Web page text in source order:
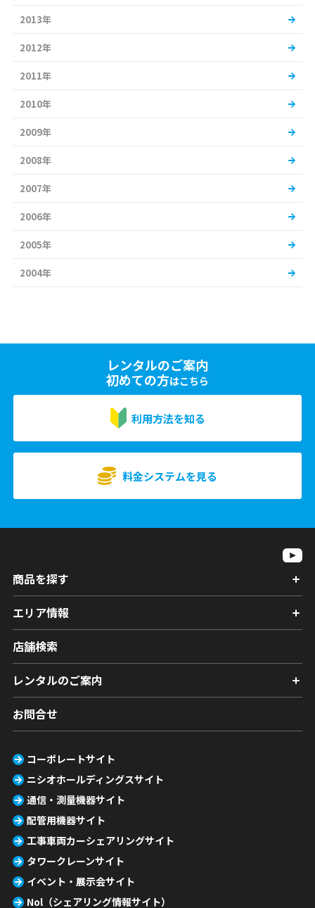
2013年
2012年
2011年
2010年
2009年
2008年
2007年
2006年
2005年
2004年
レンタルのご案内
初めての方はこちら
利用方法を知る
料金システムを見る
商品を探す
エリア情報
店舗検索
レンタルのご案内
お問合せ
コーポレートサイト
ニシオホールディングスサイト
通信・測量機器サイト
配管用機器サイト
工事車両カーシェアリングサイト
タワークレーンサイト
イベント・展示会サイト
Nol（シェアリング情報サイト）